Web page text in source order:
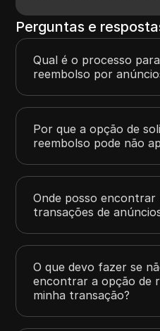
Perguntas e
Qual é o processo
reembolso por
Por que a opção de
reembolso pode não
Onde posso encontrar
transações de
O que devo fazer se
encontrar a opção de
minha transação?